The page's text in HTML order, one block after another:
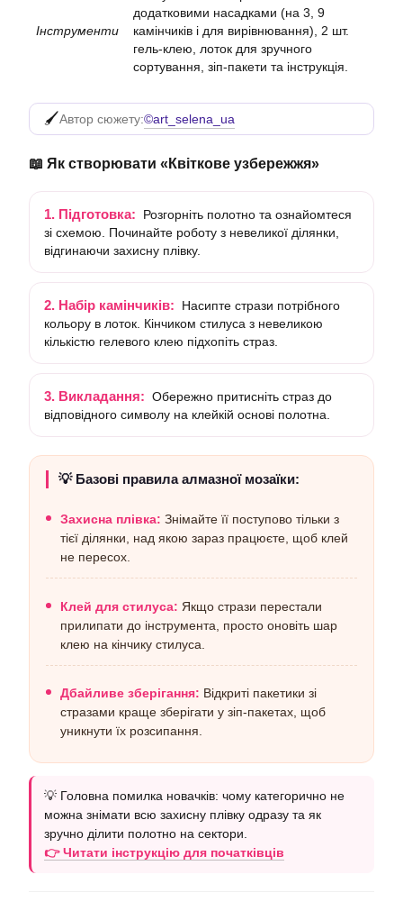
Інструменти
додатковими насадками (на 3, 9
камінчиків і для вирівнювання), 2 шт.
гель-клею, лоток для зручного
сортування, зіп-пакети та інструкція.
Автор сюжету:©art_selena_ua
📖 Як створювати «Квіткове узбережжя»
1. Підготовка:
Розгорніть полотно та ознайомтеся
зі схемою. Починайте роботу з невеликої ділянки,
відгинаючи захисну плівку.
2. Набір камінчиків:
Насипте стрази потрібного
кольору в лоток. Кінчиком стилуса з невеликою
кількістю гелевого клею підхопіть страз.
3. Викладання: Обережно притисніть страз до
відповідного символу на клейкій основі полотна.
💡 Базові правила алмазної мозаїки:
Захисна плівка: Знімайте її поступово тільки з
тієї ділянки, над якою зараз працюєте, щоб клей
не пересох.
Клей для стилуса: Якщо стрази перестали
прилипати до інструмента, просто оновіть шар
клею на кінчику стилуса.
Дбайливе зберігання: Відкриті пакетики зі
стразами краще зберігати у зіп-пакетах, щоб
уникнути їх розсипання.
💡 Головна помилка новачків: чому категорично не
можна знімати всю захисну плівку одразу та як
зручно ділити полотно на сектори.
👉 Читати інструкцію для початківців